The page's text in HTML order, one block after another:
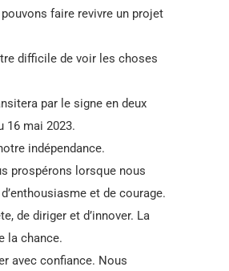
faire revivre un projet
difficile de voir les choses
par le signe en deux
16 mai 2023.
indépendance.
prospérons lorsque nous
et de courage.
de diriger et d’innover. La
la chance.
avec confiance. Nous